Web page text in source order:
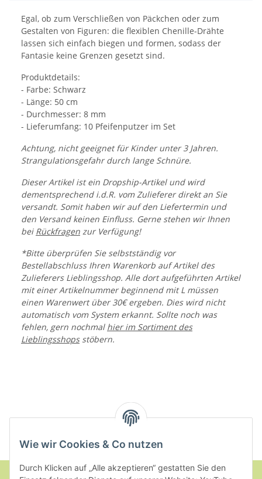
Egal, ob zum Verschließen von Päckchen oder zum
Gestalten von Figuren: die flexiblen Chenille-Drähte
lassen sich einfach biegen und formen, sodass der
Fantasie keine Grenzen gesetzt sind.
Produktdetails:
- Farbe: Schwarz
- Länge: 50 cm
- Durchmesser: 8 mm
- Lieferumfang: 10 Pfeifenputzer im Set
Achtung, nicht geeignet für Kinder unter 3 Jahren.
Strangulationsgefahr durch lange Schnüre.
Dieser Artikel ist ein Dropship-Artikel und wird
dementsprechend i.d.R. vom Zulieferer direkt an Sie
versandt. Somit haben wir auf den Liefertermin und
den Versand keinen Einfluss. Gerne stehen wir Ihnen
bei Rückfragen zur Verfügung!
*Bitte überprüfen Sie selbstständig vor
Bestellabschluss Ihren Warenkorb auf Artikel des
Zulieferers Lieblingsshop. Alle dort aufgeführten Artikel
mit einer Artikelnummer beginnend mit L müssen
einen Warenwert über 30€ ergeben. Dies wird nicht
automatisch vom System erkannt. Sollte noch was
fehlen, gern nochmal hier im Sortiment des
Lieblingsshopsstöbern.
Wie wir Cookies & Co nutzen
Durch Klicken auf „Alle akzeptieren“ gestatten Sie den